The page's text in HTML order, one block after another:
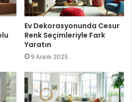
krem tonlarında halılar ve
geniş ve düzenli göstermesi
için de idealdir. Bu tür
değişim yapmanıza gerek kalmaz.
Ev Dekorasyonunda Cesur
Renk Seçimleriyle Fark
Yaratın
9 Aralık 2025